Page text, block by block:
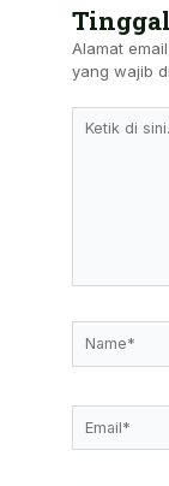
Alamat
yang wajib